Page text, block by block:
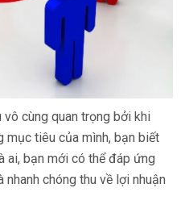
cùng quan trọng bởi khi
mục tiêu của mình, bạn biết
ai, bạn mới có thể đáp ứng
chóng thu về lợi nhuận